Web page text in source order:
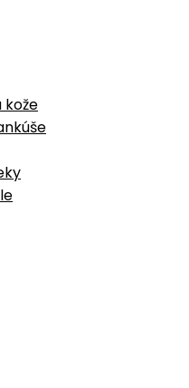
kože